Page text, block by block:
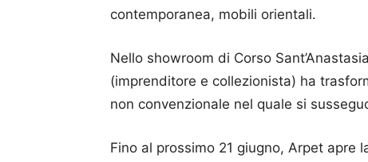
contemporanea, mobili orientali.
Nello showroom di Corso
(imprenditore e collezionista) ha
non convenzionale nel quale si
Fino al prossimo 21 giugno, Arpet apre